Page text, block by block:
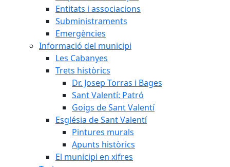
Entitats i associacions
Subministraments
Emergències
Informació del municipi
Les Cabanyes
Trets històrics
Dr. Josep Torras i Bages
Sant Valentí: Patró
Goigs de Sant Valentí
Església de Sant Valentí
Pintures murals
Apunts històrics
El municipi en xifres